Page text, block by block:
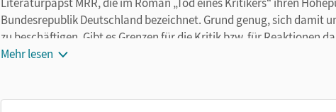
Bundesrepublik Deutschland bezeichnet. Grund genug, sich
zu beschäftigen. Gibt es Grenzen für die Kritik bzw. für Reaktionen
sollten Kritiken verfasst werden?
Mehr lesen